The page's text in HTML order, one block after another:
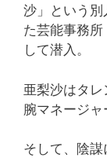
沙」という
た芸能事務
して潜入。
亜梨沙はタ
腕マネージャ
そして、陰